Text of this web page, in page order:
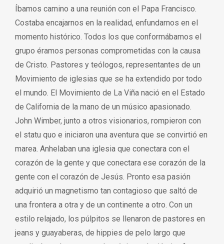
Íbamos camino a una reunión con el Papa Francisco.
Costaba encajarnos en la realidad, enfundarnos en el
momento histórico. Todos los que conformábamos el
grupo éramos personas comprometidas con la causa
de Cristo. Pastores y teólogos, representantes de un
Movimiento de iglesias que se ha extendido por todo
el mundo. El Movimiento de La Viña nació en el Estado
de California de la mano de un músico apasionado.
John Wimber, junto a otros visionarios, rompieron con
el statu quo e iniciaron una aventura que se convirtió en
marea. Anhelaban una iglesia que conectara con el
corazón de la gente y que conectara ese corazón de la
gente con el corazón de Jesús. Pronto esa pasión
adquirió un magnetismo tan contagioso que saltó de
una frontera a otra y de un continente a otro. Con un
estilo relajado, los púlpitos se llenaron de pastores en
jeans y guayaberas, de hippies de pelo largo que